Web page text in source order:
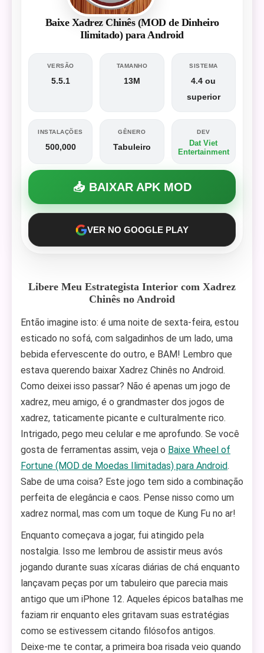
Baixe Xadrez Chinês (MOD de Dinheiro
Ilimitado) para Android
VERSÃO
5.5.1
TAMANHO
13M
SISTEMA
4.4 ou
superior
INSTALAÇÕES
500,000
GÊNERO
Tabuleiro
DEV
Dat Viet
Entertainment
📥 BAIXAR APK MOD
VER NO GOOGLE PLAY
Libere Meu Estrategista Interior com Xadrez
Chinês no Android
Então imagine isto: é uma noite de sexta-feira, estou
esticado no sofá, com salgadinhos de um lado, uma
bebida efervescente do outro, e BAM! Lembro que
estava querendo baixar Xadrez Chinês no Android.
Como deixei isso passar? Não é apenas um jogo de
xadrez, meu amigo, é o grandmaster dos jogos de
xadrez, taticamente picante e culturalmente rico.
Intrigado, pego meu celular e me aprofundo. Se você
gosta de ferramentas assim, veja o Baixe Wheel of
Fortune (MOD de Moedas Ilimitadas) para Android.
Sabe de uma coisa? Este jogo tem sido a combinação
perfeita de elegância e caos. Pense nisso como um
xadrez normal, mas com um toque de Kung Fu no ar!
Enquanto começava a jogar, fui atingido pela
nostalgia. Isso me lembrou de assistir meus avós
jogando durante suas xícaras diárias de chá enquanto
lançavam peças por um tabuleiro que parecia mais
antigo que um iPhone 12. Aqueles épicos batalhas me
faziam rir enquanto eles gritavam suas estratégias
como se estivessem citando filósofos antigos.
Deixe-me te contar, a primeira boa risada veio quando